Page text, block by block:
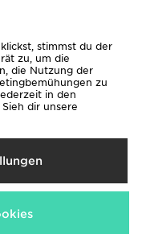
stimmst du der
zu, um die
die Nutzung der
zu
in den
dir unsere